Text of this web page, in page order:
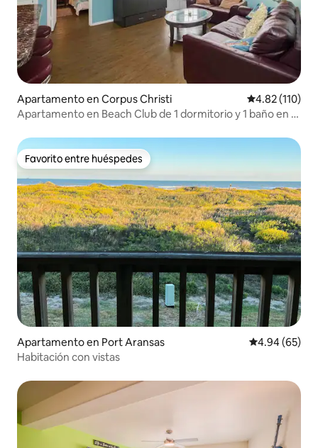
Apartamento en Corpus Christi Calificación
4.82 (110)
Apartamento en Beach Club de 1 dormitorio y 1 baño en el
Favorito entre huéspedes
Favorito entre huéspedes
Apartamento en Port Aransas Calificación
4.94 (65)
Habitación con vistas